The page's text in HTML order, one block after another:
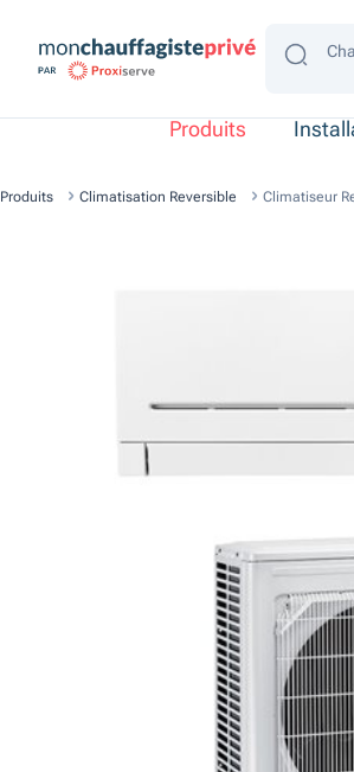
Produits
Produits Climatisation Reversible Climatiseur